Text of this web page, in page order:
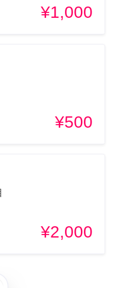
¥1,000
¥500
¥2,000